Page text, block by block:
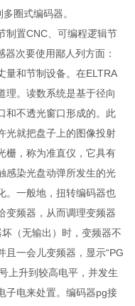
圈式编码器。
制置CNC、可编程逻辑节
次要使用鄙人列方面：
量和节制设备。在ELTRA
理。读数系统是基于径向
和不透光窗口形成的。此
光就把盘子上的图像投射
栅，称为准直仪，它具有
感染光盘动弹所发生的光
。一般地，扭转编码器也
变频器，从而调理变频器
（无输出）时，变频器不
且一会儿变频器，显示“PG
上升到较高电平，并发生
子电来处置。编码器pg接